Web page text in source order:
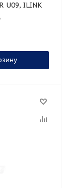
U09, ILINK